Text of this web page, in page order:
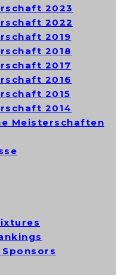
2023
2022
2019
2018
2017
2016
2015
2014
Meisterschaften